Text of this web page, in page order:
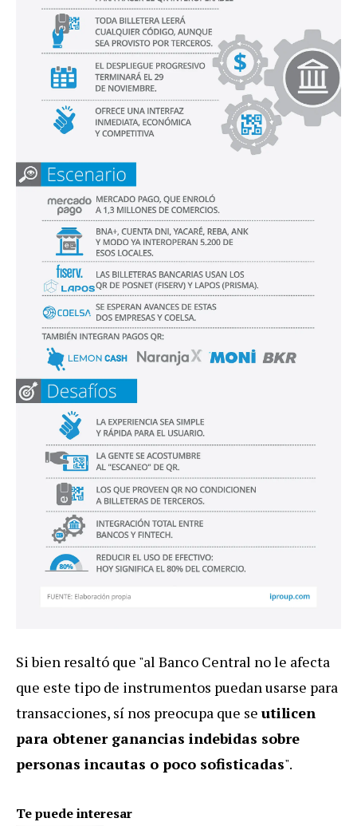
Si bien resaltó que "al Banco Central no le afecta
que este tipo de instrumentos puedan usarse para
transacciones, sí nos preocupa que se utilicen
para obtener ganancias indebidas sobre
personas incautas o poco sofisticadas".
Te puede interesar